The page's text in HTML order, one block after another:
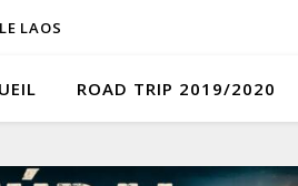
LE LAOS
ROAD TRIP 2019/2020